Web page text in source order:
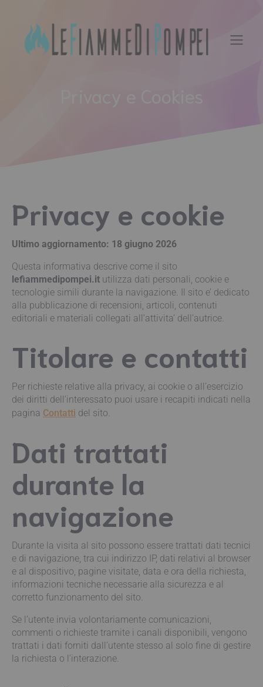
contenuto
Privacy e cookie
Ultimo aggiornamento: 18 giugno 2026
Questa informativa descrive come il sito
lefiammedipompei.it utilizza dati personali, cookie e
tecnologie simili durante la navigazione. Il sito e’ dedicato
alla pubblicazione di recensioni, articoli, contenuti
editoriali e materiali collegati all’attivita’ dell’autrice.
Titolare e contatti
Per richieste relative alla privacy, ai cookie o all’esercizio
dei diritti dell’interessato puoi usare i recapiti indicati nella
pagina Contatti del sito.
Dati trattati
durante la
navigazione
Durante la visita al sito possono essere trattati dati tecnici
e di navigazione, tra cui indirizzo IP, dati relativi al browser
e al dispositivo, pagine visitate, data e ora della richiesta,
informazioni tecniche necessarie alla sicurezza e al
corretto funzionamento del sito.
Se l’utente invia volontariamente comunicazioni,
commenti o richieste tramite i canali disponibili, vengono
trattati i dati forniti dall’utente stesso al solo fine di gestire
la richiesta o l’interazione.